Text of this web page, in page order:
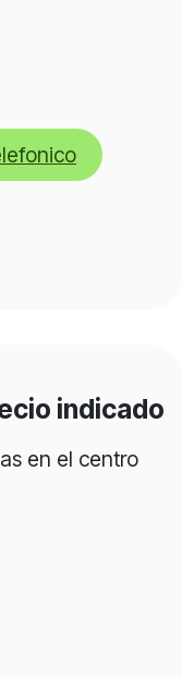
indicado
en el centro